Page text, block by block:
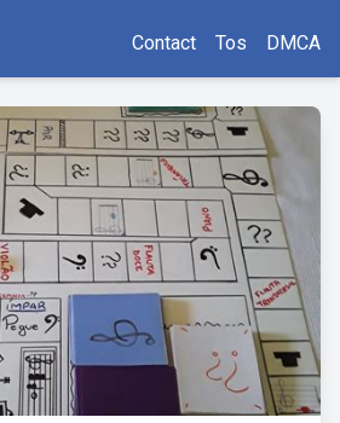
Contact Tos DMCA